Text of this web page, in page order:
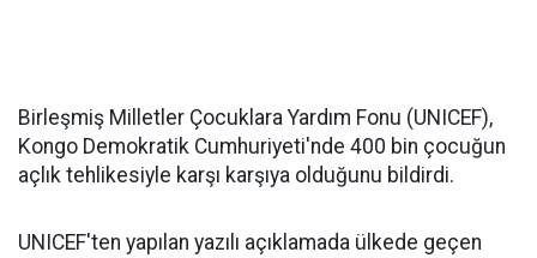
Birleşmiş Milletler Çocuklara Yardım Fonu (UNICEF),
Kongo Demokratik Cumhuriyeti'nde 400 bin çocuğun
açlık tehlikesiyle karşı karşıya olduğunu bildirdi.
UNICEF'ten yapılan yazılı açıklamada ülkede geçen